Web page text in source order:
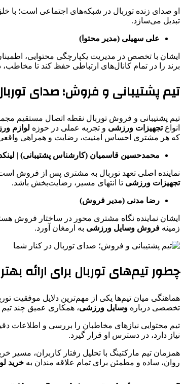
او صدای زنده توربال در شبکه‌های اجتماعی است؛ با
تبدیل می‌سازد.
علی سهیلی (مدیر محتوا)
ایشان با تخصص در مدیریت یکپارچگی محتوایی،
برند را در تمام کانال‌های ارتباطی حفظ کند تا
تیم پشتیبانی و فروش؛ صدای
تیم پشتیبانی و فروش توربال نقطه اتصال مستقیم
انواعتجهیزات ورزشی و تجربه عملی در حوزه لوازم
که هر مشتری احساس امنیت، رضایت و همراهی واقعی
محمدحسین قاسمیان (کارشناس پشتیبانی) |
نماینده‌ اصلی تعهد توربال به مشتری پس از فروش
تجهیزات ورزشی تا انتهای مسیر، رضایت‌بخش باشد.
رضا مدنی (مدیر فروش)
ایشان نماینده‌ نگاه مشتری ‌محور در ساختار فروش
زمینه‌ فروش وسایل ورزشی به ارمغان آورد.
چطور تیم‌های توربال برای ارائه
هماهنگی میان تیم‌ها یکی از مهم‌ترین دلایل موفقیت
تخصصی درباره وسایل ورزشی، همکاری عمیق چند تیم
تیم محتوایی نیازهای مخاطبان را بررسی و اطلاعات
نیاز دارد، در دسترس او قرار گیرد.
همزمان تیم مارکتینگ با تحلیل رفتار کاربران،
روان، ساده و مطمئن برای تمام علاقه ‌مندان به خرید